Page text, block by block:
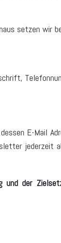
setzen wir
E-Mail
jederzeit
und der